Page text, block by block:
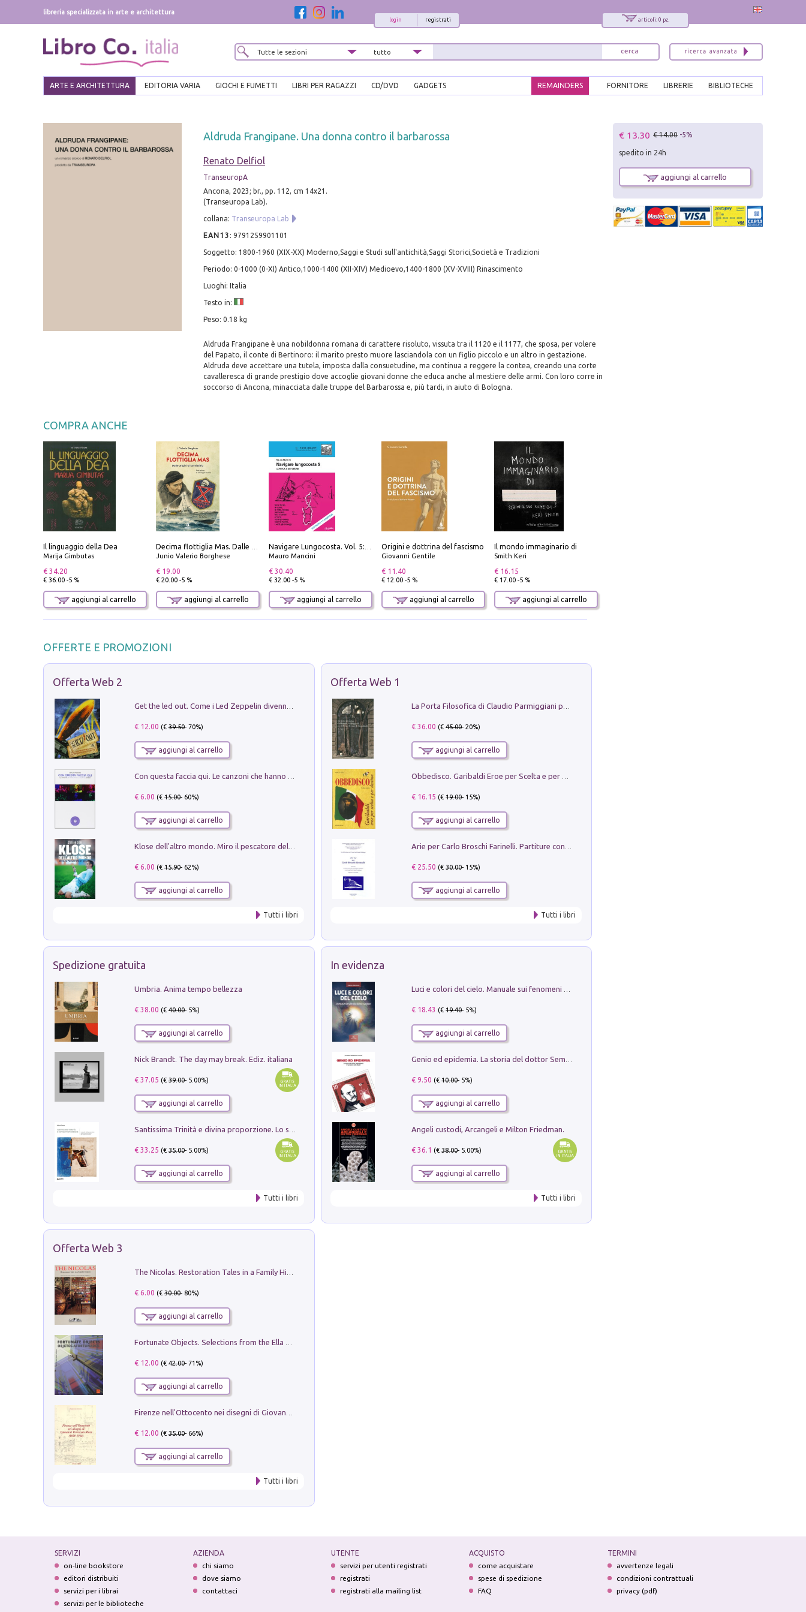
libreria specializzata in arte e architettura
articoli: 0 pz.
registrati
login
ARTE E ARCHITETTURA EDITORIA VARIA GIOCHI E FUMETTI LIBRI PER RAGAZZI CD/DVD GADGETS BIBLIOTECHE
LIBRERIE
FORNITORE
REMAINDERS
Aldruda Frangipane. Una donna contro il barbarossa
Renato Delfiol
TranseuropA
Ancona, 2023; br., pp. 112, cm 14x21.
(Transeuropa Lab).
collana: Transeuropa Lab
EAN13 : 9791259901101
Soggetto: 1800-1960 (XIX-XX) Moderno,Saggi e Studi sull'antichità,Saggi Storici,Società e Tradizioni
Periodo: 0-1000 (0-XI) Antico,1000-1400 (XII-XIV) Medioevo,1400-1800 (XV-XVIII) Rinascimento
Luoghi: Italia
Testo in:
Peso: 0.18 kg
Aldruda Frangipane è una nobildonna romana di carattere risoluto, vissuta tra il 1120 e il 1177, che sposa, per volere
del Papato, il conte di Bertinoro: il marito presto muore lasciandola con un figlio piccolo e un altro in gestazione.
Aldruda deve accettare una tutela, imposta dalla consuetudine, ma continua a reggere la contea, creando una corte
cavalleresca di grande prestigio dove accoglie giovani donne che educa anche al mestiere delle armi. Con loro corre in
soccorso di Ancona, minacciata dalle truppe del Barbarossa e, più tardi, in aiuto di Bologna.
COMPRA ANCHE
Il linguaggio della Dea
Marija Gimbutas
€ 34.20
€ 36.00 -5 %
aggiungi al carrello
Junio Valerio Borghese
€ 19.00
€ 20.00 -5 %
aggiungi al carrello
Mauro Mancini
€ 30.40
€ 32.00 -5 %
aggiungi al carrello
Origini e dottrina del fascismo
Giovanni Gentile
€ 11.40
€ 12.00 -5 %
aggiungi al carrello
Il mondo immaginario di
Smith Keri
€ 16.15
€ 17.00 -5 %
aggiungi al carrello
OFFERTE E PROMOZIONI
Offerta Web 2
€ 12.00 (€39.50- 70%)
aggiungi al carrello
€ 6.00 (€15.00- 60%)
aggiungi al carrello
Klose dell'altro mondo. Miro il pescatore del goal
€ 6.00 (€15.90- 62%)
aggiungi al carrello
Tutti i libri
Offerta Web 1
€ 36.00 (€45.00- 20%)
aggiungi al carrello
€ 16.15 (€19.00- 15%)
aggiungi al carrello
€ 25.50 (€30.00- 15%)
aggiungi al carrello
Tutti i libri
Spedizione gratuita
Umbria. Anima tempo bellezza
€ 38.00 (€40.00- 5%)
aggiungi al carrello
Nick Brandt. The day may break. Ediz. italiana
€ 37.05 (€39.00- 5.00%)
aggiungi al carrello
€ 33.25 (€35.00- 5.00%)
aggiungi al carrello
Tutti i libri
In evidenza
€ 18.43 (€19.40- 5%)
aggiungi al carrello
€ 9.50 (€10.00- 5%)
aggiungi al carrello
Angeli custodi, Arcangeli e Milton Friedman.
€ 36.1 (€38.00- 5.00%)
aggiungi al carrello
Tutti i libri
Offerta Web 3
€ 6.00 (€30.00- 80%)
aggiungi al carrello
€ 12.00 (€42.00- 71%)
aggiungi al carrello
€ 12.00 (€35.00- 66%)
aggiungi al carrello
Tutti i libri
€ 13.30 € 14.00 -5%
spedito in 24h
aggiungi al carrello
SERVIZI
on-line bookstore
editori distribuiti
servizi per i librai
servizi per le biblioteche
AZIENDA
chi siamo
dove siamo
contattaci
UTENTE
servizi per utenti registrati
registrati
registrati alla mailing list
ACQUISTO
come acquistare
spese di spedizione
FAQ
TERMINI
avvertenze legali
condizioni contrattuali
privacy (pdf)
x
Interessato ai nostri libri?
Sarai informato delle nostre novità, potrai
comunque cancellarti quando desideri.
modulo di iscrizione